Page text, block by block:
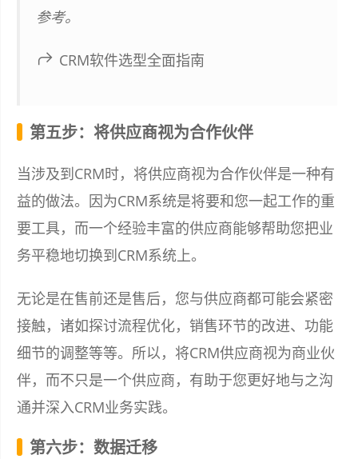
参考。
CRM软件选型全面指南
第五步：将供应商视为合作伙伴
当涉及到CRM时，将供应商视为合作伙伴是一种有
益的做法。因为CRM系统是将要和您一起工作的重
要工具，而一个经验丰富的供应商能够帮助您把业
务平稳地切换到CRM系统上。
无论是在售前还是售后，您与供应商都可能会紧密
接触，诸如探讨流程优化，销售环节的改进、功能
细节的调整等等。所以，将CRM供应商视为商业伙
伴，而不只是一个供应商，有助于您更好地与之沟
通并深入CRM业务实践。
第六步：数据迁移